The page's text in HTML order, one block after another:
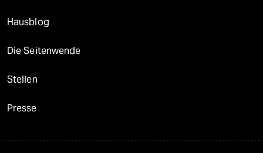
Hausblog
Die Seitenwende
Stellen
Presse